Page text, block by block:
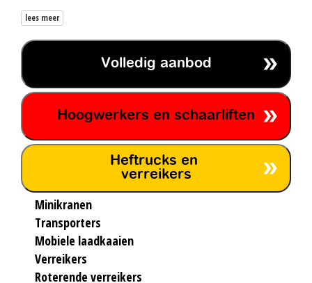
lees meer
Volledig aanbod
Hoogwerkers en schaarliften
Heftrucks en
verreikers
Minikranen
Transporters
Mobiele laadkaaien
Verreikers
Roterende verreikers